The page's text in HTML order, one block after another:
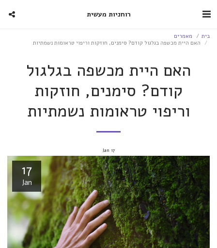
רוחניות מעשית
בית
מאמרים
האם היית מכשפה בגלגול קודם? סימנים, חוזקות וריפוי טראומות נשמתיות
האם היית מכשפה בגלגול
קודם? סימנים, חוזקות
וריפוי טראומות נשמתיות
17
Jan
17
Jan